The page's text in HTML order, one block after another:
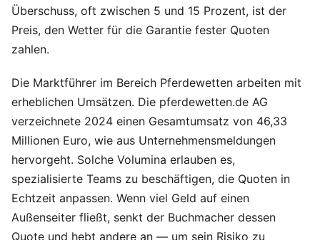
Überschuss, oft zwischen 5 und 15 Prozent, ist der
Preis, den Wetter für die Garantie fester Quoten
zahlen.
Die Marktführer im Bereich Pferdewetten arbeiten mit
erheblichen Umsätzen. Die pferdewetten.de AG
verzeichnete 2024 einen Gesamtumsatz von 46,33
Millionen Euro, wie aus Unternehmensmeldungen
hervorgeht. Solche Volumina erlauben es,
spezialisierte Teams zu beschäftigen, die Quoten in
Echtzeit anpassen. Wenn viel Geld auf einen
Außenseiter fließt, senkt der Buchmacher dessen
Quote und hebt andere an — um sein Risiko zu